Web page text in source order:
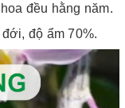
đều hằng năm.
độ ẩm 70%.